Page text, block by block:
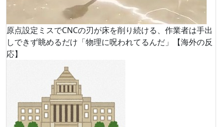
原点設定ミスでCNCの刃が床を削り続ける、作業者は手出
しできず眺めるだけ「物理に呪われてるんだ」【海外の反
応】